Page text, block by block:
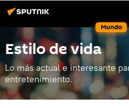
Mundo
Estilo de vida
Lo más actual e interesante
entretenimiento.